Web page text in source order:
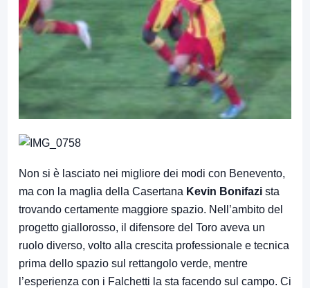
Non si è lasciato nei migliore dei modi con Benevento,
ma con la maglia della Casertana Kevin Bonifazi sta
trovando certamente maggiore spazio. Nell’ambito del
progetto giallorosso, il difensore del Toro aveva un
ruolo diverso, volto alla crescita professionale e tecnica
prima dello spazio sul rettangolo verde, mentre
l’esperienza con i Falchetti la sta facendo sul campo. Ci